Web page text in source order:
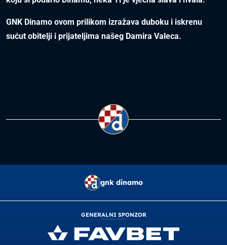
GNK Dinamo ovom prilikom izražava duboku i iskrenu
sućut obitelji i prijateljima našeg Damira Valeca.
gnk dinamo
GENERALNI SPONZOR